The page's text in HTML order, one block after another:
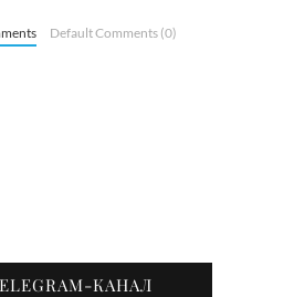
Default Comments (0)
КАНАЛ